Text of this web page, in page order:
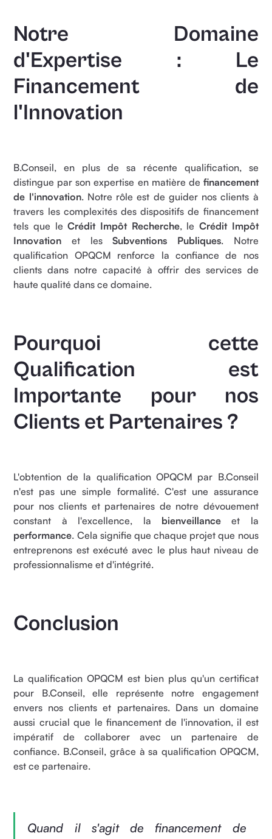
Notre Domaine
d'Expertise : Le
Financement de
l'Innovation
B.Conseil, en plus de sa récente qualification, se
distingue par son expertise en matière de financement
de l'innovation. Notre rôle est de guider nos clients à
travers les complexités des dispositifs de financement
tels que leCrédit Impôt Recherche, le Crédit Impôt
Innovation et lesSubventions Publiques. Notre
qualification OPQCM renforce la confiance de nos
clients dans notre capacité à offrir des services de
haute qualité dans ce domaine.
Pourquoi cette
Qualification est
Importante pour nos
Clients et Partenaires ?
L'obtention de la qualification OPQCM par B.Conseil
n'est pas une simple formalité. C'est une assurance
pour nos clients et partenaires de notre dévouement
constant à l'excellence, la bienveillanceet la
performance. Cela signifie que chaque projet que nous
entreprenons est exécuté avec le plus haut niveau de
professionnalisme et d'intégrité.
Conclusion
La qualification OPQCM est bien plus qu'un certificat
pour B.Conseil, elle représente notre engagement
envers nos clients et partenaires. Dans un domaine
aussi crucial que le financement de l'innovation, il est
impératif de collaborer avec un partenaire de
confiance. B.Conseil, grâce à sa qualification OPQCM,
est ce partenaire.
Quand il s'agit de financement de